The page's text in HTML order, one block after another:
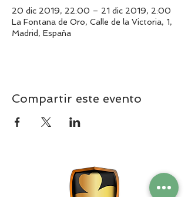
20 dic 2019, 22:00 – 21 dic 2019, 2:00
La Fontana de Oro, Calle de la Victoria, 1,
Madrid, España
Compartir este evento